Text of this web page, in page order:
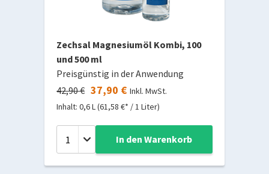
Zechsal Magnesiumöl Kombi, 100
und 500 ml
Preisgünstig in der Anwendung
42,90 € 37,90 € Inkl. MwSt.
Inhalt: 0,6 L (61,58 €* / 1 Liter)
In den Warenkorb